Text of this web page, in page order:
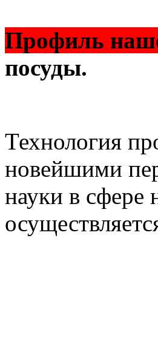
Профиль
посуды.
Технология
новейшими
науки в сфере